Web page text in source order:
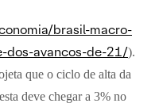
brasil-macro-
dos-avancos-de-21/).
que o ciclo de alta da
deve chegar a 3% no